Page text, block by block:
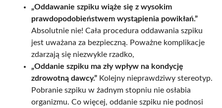
„Oddawanie szpiku wiąże się z wysokim
prawdopodobieństwem wystąpienia powikłań.”
Absolutnie nie! Cała procedura oddawania szpiku
jest uważana za bezpieczną. Poważne komplikacje
zdarzają się niezwykle rzadko,
„Oddanie szpiku ma zły wpływ na kondycję
zdrowotną dawcy.” Kolejny nieprawdziwy stereotyp.
Pobranie szpiku w żadnym stopniu nie osłabia
organizmu. Co więcej, oddanie szpiku nie podnosi